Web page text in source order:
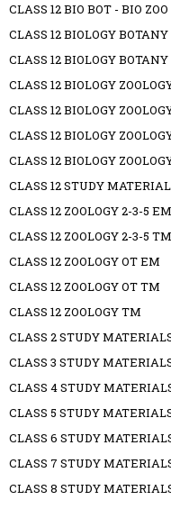
CLASS 12 BIO BOT - BIO
CLASS 12 BIOLOGY
CLASS 12 BIOLOGY
CLASS 12 BIOLOGY
CLASS 12 BIOLOGY
CLASS 12 BIOLOGY
CLASS 12 BIOLOGY
CLASS 12 STUDY
CLASS 12 ZOOLOGY 2-3-5 EM
CLASS 12 ZOOLOGY 2-3-5 TM
CLASS 12 ZOOLOGY OT EM
CLASS 12 ZOOLOGY OT TM
CLASS 12 ZOOLOGY TM
CLASS 2 STUDY
CLASS 3 STUDY
CLASS 4 STUDY
CLASS 5 STUDY
CLASS 6 STUDY
CLASS 7 STUDY
CLASS 8 STUDY